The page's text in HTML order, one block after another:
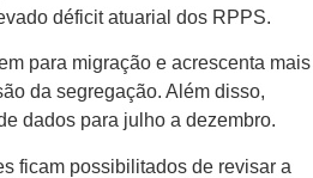
déficit atuarial dos RPPS.
para migração e acrescenta mais
da segregação. Além disso,
dados para julho a dezembro.
ficam possibilitados de revisar a